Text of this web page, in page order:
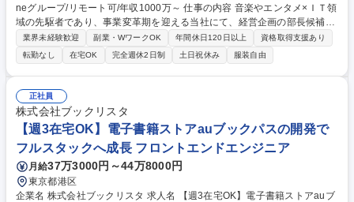
neグループ/リモート可/年収1000万～ 仕事の内容 音楽やエンタメ×ＩＴ領
域の先駆者であり、事業変革期を迎える当社にて、経営企画の部長候補と
して中期経営計画の策定や予実管理、ガバナンス体制の構築、組織マネジ
メント全般をお任せします。 【業務詳細】■中期経営計画および単年度に
わたる事業計画の策定■各事業部門の予実管理、KP I管理、各種管理指標
の可視化・分析、モニタリング■東証プライム上場グループに属する親会
社との各種連携、報告業務■グループ全体におけるコンプライアンスやリ
スクマネジメント構築■経営企画部メンバー層の育成、自標管理を含めた
組織マネジメント■その他、社内方針説明会の企画運営や組織再編時の制
度設計等 募集職種 【経営企画/部長候補】東証上場NexToneグループ/リモ
ート可/年収1000万～
業界未経験歓迎 副業・WワークOK 年間休日120日以上
資格取得支援あり
転勤なし
在宅OK 完全週休2日制 土日祝休み 服装自由
正社員
株式会社ブックリスタ
【週3在宅OK】電子書籍ストアauブックパスの開発で
フルスタックへ成長 フロントエンドエンジニア
月給37万3000円～44万8000円
東京都港区
企業名 株式会社ブックリスタ 求人名 【週3在宅OK】電子書籍ストアauブ